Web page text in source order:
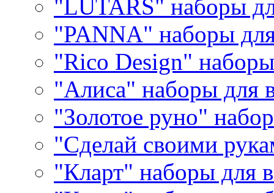
"LUTARS" наборы
"PANNA" наборы
"Rico Design"
"Алиса" наборы для
"Золотое руно"
"Сделай своими
"Кларт" наборы для